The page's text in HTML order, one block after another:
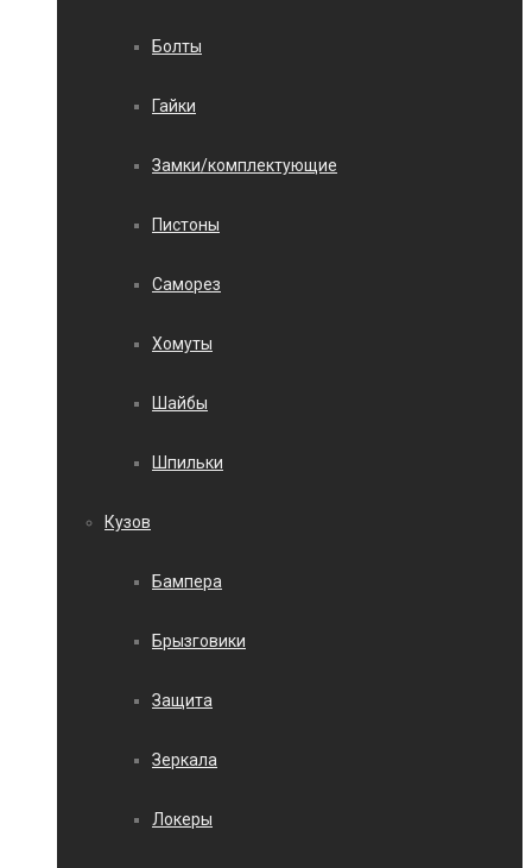
Болты
Гайки
Замки/комплектующие
Пистоны
Саморез
Хомуты
Шайбы
Шпильки
Кузов
Бампера
Брызговики
Защита
Зеркала
Локеры